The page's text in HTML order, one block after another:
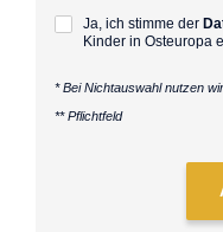
Ja, ich stimme der
Kinder in Osteuropa
* Bei Nichtauswahl nutzen
** Pflichtfeld